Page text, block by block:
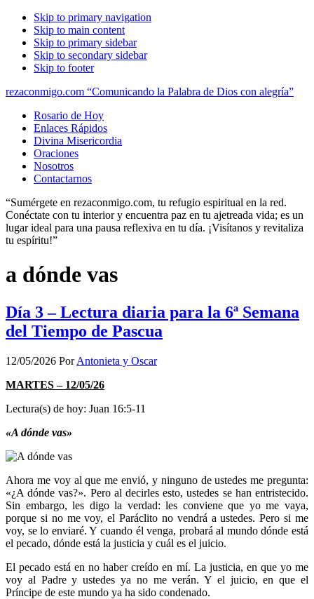
Skip to primary navigation
Skip to main content
Skip to primary sidebar
Skip to secondary sidebar
Skip to footer
rezaconmigo.com “Comunicando la Palabra de Dios con alegría”
Rosario de Hoy
Enlaces Rápidos
Divina Misericordia
Oraciones
Nosotros
Contactarnos
“Sumérgete en rezaconmigo.com, tu refugio espiritual en la red.
Conéctate con tu interior y encuentra paz en tu ajetreada vida; es un
lugar ideal para una pausa reflexiva en tu día. ¡Visítanos y revitaliza
tu espíritu!”
a dónde vas
Día 3 – Lectura diaria para la 6ª Semana
del Tiempo de Pascua
12/05/2026 PorAntonieta y Oscar
MARTES – 12/05/26
Lectura(s) de hoy: Juan 16:5-11
«A dónde vas»
Ahora me voy al que me envió, y ninguno de ustedes me pregunta:
«¿A dónde vas?». Pero al decirles esto, ustedes se han entristecido.
Sin embargo, les digo la verdad: les conviene que yo me vaya,
porque si no me voy, el Paráclito no vendrá a ustedes. Pero si me
voy, se lo enviaré. Y cuando él venga, probará al mundo dónde está
el pecado, dónde está la justicia y cuál es el juicio.
El pecado está en no haber creído en mí. La justicia, en que yo me
voy al Padre y ustedes ya no me verán. Y el juicio, en que el
Príncipe de este mundo ya ha sido condenado.